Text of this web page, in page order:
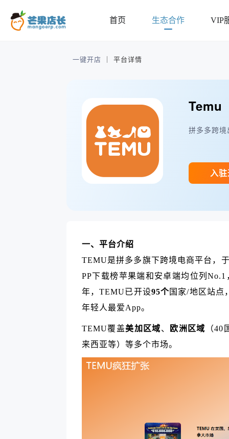
首页 生态合作 VIP
一键开店 ｜ 平台详情
Temu
拼多多跨
入
一、平台介绍
TEMU是拼多多旗下跨境电商平台，
PP下载榜苹果端和安卓端均位列
年，TEMU已开设95个国家/地区站点
年轻人最爱App。
TEMU覆盖美加区域、 欧洲区域
（40
来西亚等）等多个市场。